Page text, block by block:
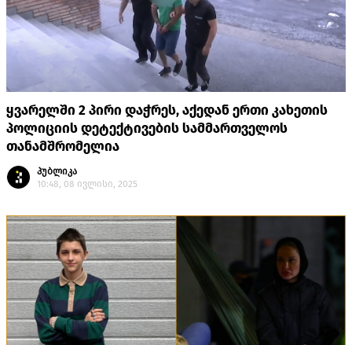
ყვარელში 2 პირი დაჭრეს, აქედან ერთი კახეთის
პოლიციის დეტექტივების სამმართველოს
თანამშრომელია
პუბლიკა
10:48, 08 ივლისი, 2025